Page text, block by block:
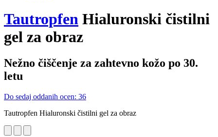
Tautropfen Hialuronski čistilni
gel za obraz
Nežno čiščenje za zahtevno kožo po 30.
letu
Do sedaj oddanih ocen: 36
Tautropfen Hialuronski čistilni gel za obraz